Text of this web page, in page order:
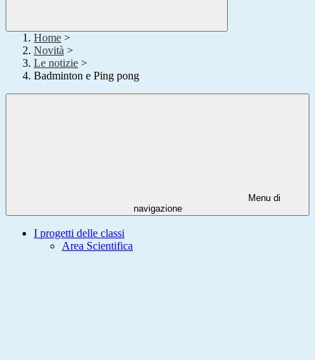
Home >
Novità >
Le notizie >
Badminton e Ping pong
Menu di
navigazione
I progetti delle classi
Area Scientifica